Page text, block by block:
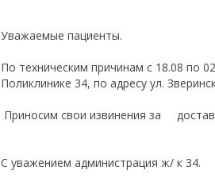
Уважаемые пациенты.
По техническим причинам с 18.08 по
Поликлинике 34, по адресу ул.
Приносим свои извинения
С уважением администрация ж/ к 34.